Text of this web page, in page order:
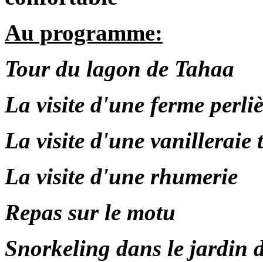
Au programme:
Tour du lagon de Tahaa
La visite d'une ferme
La visite d'une vanilleraie
La visite d'une rhumerie
Repas sur le motu
Snorkeling dans le jardin